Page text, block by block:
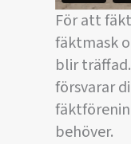
För att
fäktmask
blir
försvarar
behöver.